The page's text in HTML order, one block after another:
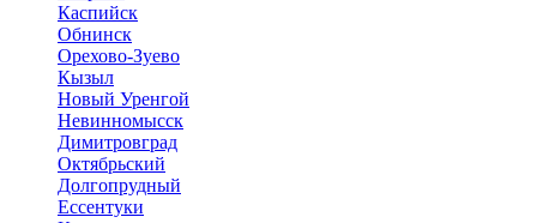
Каспийск
Обнинск
Орехово-Зуево
Кызыл
Новый Уренгой
Невинномысск
Димитровград
Октябрьский
Долгопрудный
Ессентуки